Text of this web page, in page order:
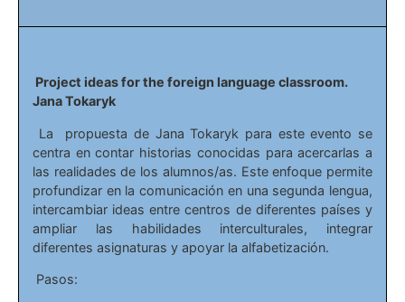
Project ideas for the foreign language classroom.
Jana Tokaryk
La propuesta de Jana Tokaryk para este evento se
centra en contar historias conocidas para acercarlas a
las realidades de los alumnos/as. Este enfoque permite
profundizar en la comunicación en una segunda lengua,
intercambiar ideas entre centros de diferentes países y
ampliar las habilidades interculturales, integrar
diferentes asignaturas y apoyar la alfabetización.
Pasos: